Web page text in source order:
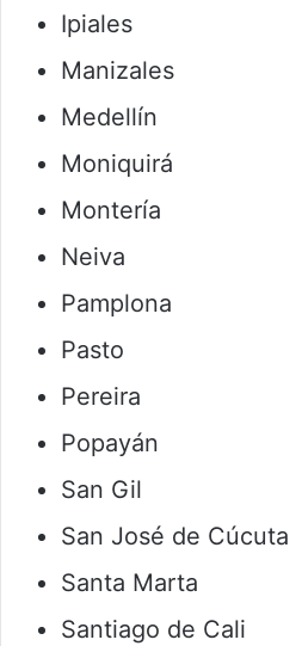
Ipiales
Manizales
Medellín
Moniquirá
Montería
Neiva
Pamplona
Pasto
Pereira
Popayán
San Gil
San José de Cúcuta
Santa Marta
Santiago de Cali